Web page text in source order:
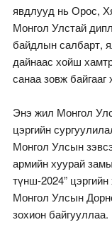
явдлууд нь Орос,
Монгол Улстай
байдлын салбарт,
дайнаас хойш
санаа зовж
Энэ жил Монгол
цэргийн
Монгол Улсын
армийн хуурай
түнш-2024”
Монгол Улсын
зохион байгууллаа.